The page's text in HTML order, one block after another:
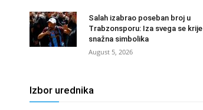
Salah izabrao poseban broj u
Trabzonsporu: Iza svega se krije
snažna simbolika
August 5, 2026
Izbor urednika